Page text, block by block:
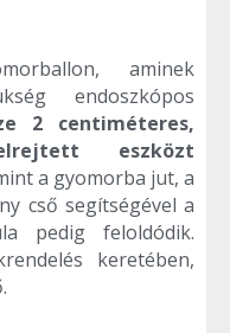
aminek
endoszkópos
2 centiméteres,
elrejtett eszközt
a gyomorba jut, a
cső segítségével a
pedig feloldódik.
keretében,